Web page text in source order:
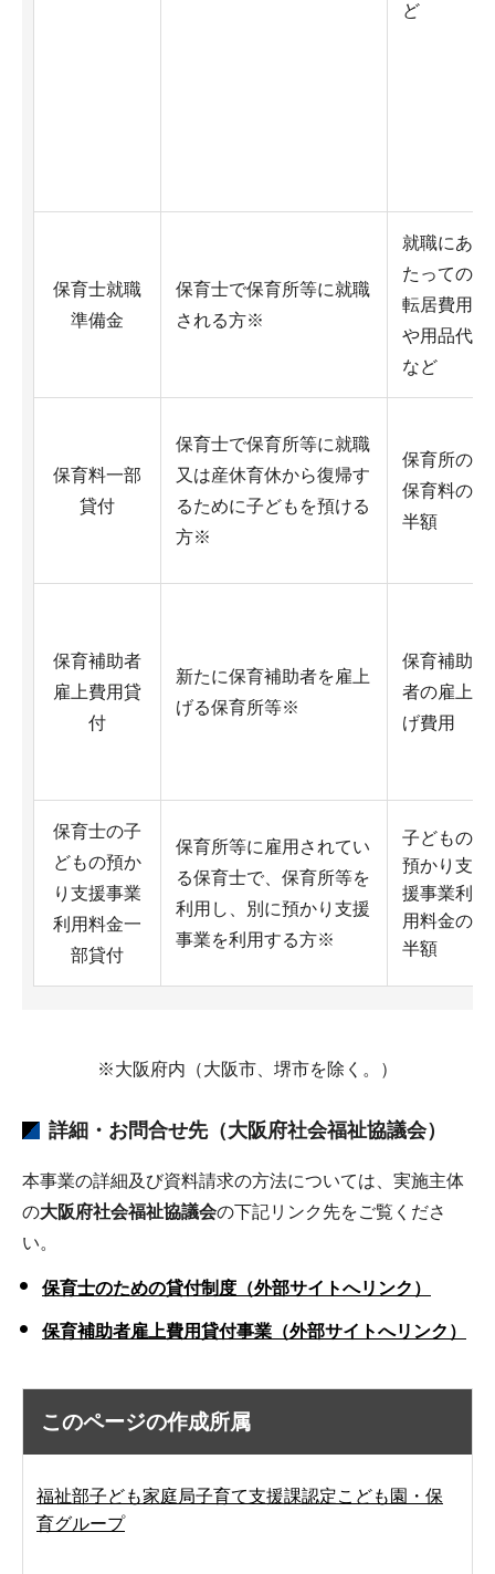
ど
保育士就職
準備金
保育士で保育所等に就職
される方※
就職にあ
たっての
転居費用
や用品代
など
保育料一部
貸付
保育士で保育所等に就職
又は産休育休から復帰す
るために子どもを預ける
方※
保育所の
保育料の
半額
保育補助者
雇上費用貸
付
新たに保育補助者を雇上
げる保育所等※
保育補助
者の雇上
げ費用
保育士の子
どもの預か
り支援事業
利用料金一
部貸付
保育所等に雇用されてい
る保育士で、保育所等を
利用し、別に預かり支援
事業を利用する方※
子どもの
預かり支
援事業利
用料金の
半額
※大阪府内（大阪市、堺市を除く。）
詳細・お問合せ先（大阪府社会福祉協議会）
本事業の詳細及び資料請求の方法については、実施主体
の大阪府社会福祉協議会の下記リンク先をご覧くださ
い。
保育士のための貸付制度（外部サイトへリンク）
保育補助者雇上費用貸付事業（外部サイトへリンク）
このページの作成所属
福祉部子ども家庭局子育て支援課認定こども園・保
育グループ